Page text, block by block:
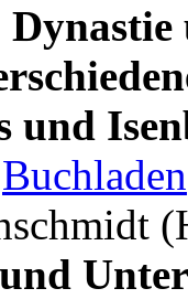
Dynastie
und
Buchladen